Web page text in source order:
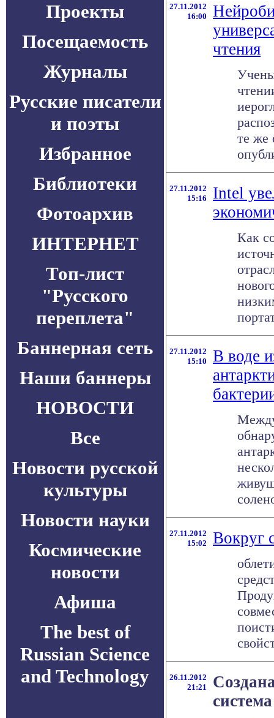
Проекты
Посещаемость
Журналы
Русские писатели
и поэты
Избранное
Библиотеки
Фотоархив
ИНТЕРНЕТ
Топ-лист
"Русского
переплета"
Баннерная сеть
Наши баннеры
НОВОСТИ
Все
Новости русской
культуры
Новости науки
Космические
новости
Афиша
The best of
Russian Science
and Technology
27.11.2012
16:00
чтения
те же
27.11.2012
15:16
Intel
Как
27.11.2012
15:10
В воде
27.11.2012
15:02
Вокруг
26.11.2012
21:21